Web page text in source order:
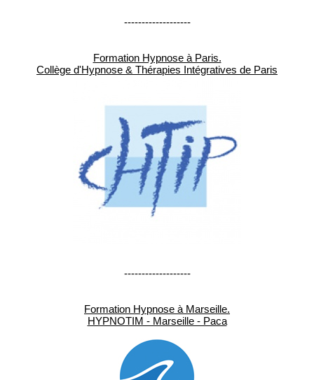
-------------------
Formation Hypnose à Paris.
Collège d'Hypnose & Thérapies Intégratives de Paris
-------------------
Formation Hypnose à Marseille.
HYPNOTIM - Marseille - Paca